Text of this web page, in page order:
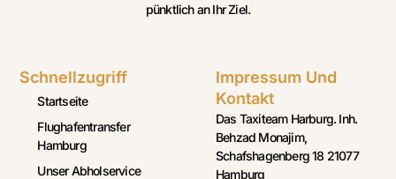
pünktlich an Ihr Ziel.
Schnellzugriff
Startseite
Flughafentransfer
Hamburg
Unser Abholservice
Impressum Und
Kontakt
Das Taxiteam Harburg. Inh.
Behzad Monajim,
Schafshagenberg 18 21077
Hamburg